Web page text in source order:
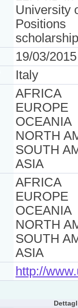
University
19/03/2015
Italy
AFRICA
EUROPE
OCEANIA
NORTH
SOUTH
ASIA
AFRICA
EUROPE
OCEANIA
NORTH
SOUTH
ASIA
http://